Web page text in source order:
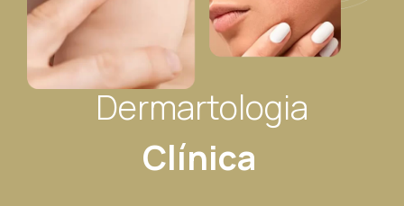
Dermartologia
Clínica